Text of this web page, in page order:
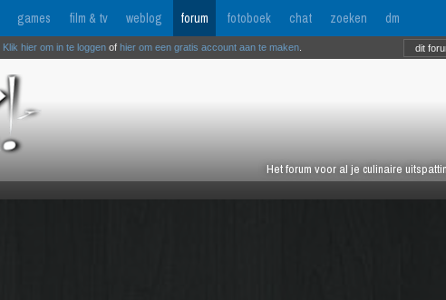
games film & tv weblog forum fotoboek chat zoeken dm
Het forum voor al je culinaire
Klik hier om in te loggen of hier om een gratis account aan te maken